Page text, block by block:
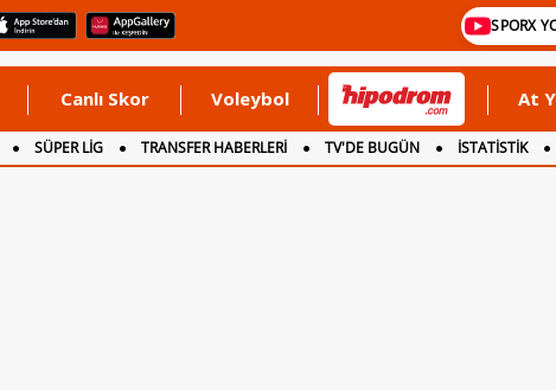
SPORX
Canlı Skor Voleybol At
SÜPER LİG TRANSFER HABERLERİ TV'DE BUGÜN İSTATİSTİK